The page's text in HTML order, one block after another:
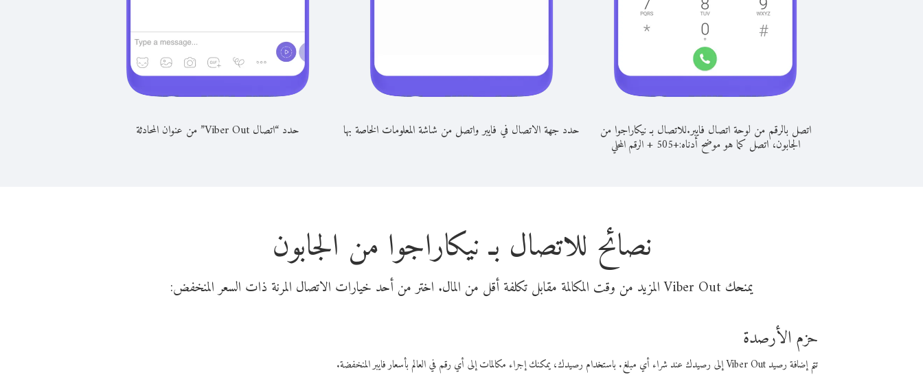
اتصل بالرقم من لوحة اتصال فايبر.للاتصال بـ نيكاراجوا من
الجابون، اتصل كما هو موضح أدناه:+
505
+الرقم المحلي
حدد جهة الاتصال في فايبر واتصل من شاشة المعلومات الخاصة بها حدد “اتصال Viber Out” من عنوان المحادثة
نصائح للاتصال بـ نيكاراجوا من الجابون
يمنحك Viber Out المزيد من وقت المكالمة مقابل تكلفة أقل من المال. اختر من أحد خيارات الاتصال المرنة ذات السعر المنخفض:
حزم الأرصدة
تتم إضافة رصيد Viber Out إلى رصيدك عند شراء أي مبلغ. باستخدام رصيدك، يمكنك إجراء مكالمات إلى أي رقم في العالم بأسعار فايبر المنخفضة.